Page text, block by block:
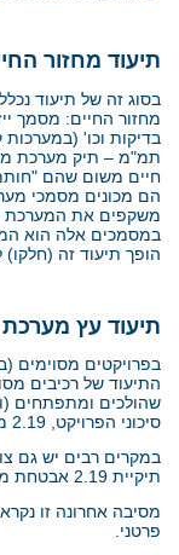
תיעוד מחזור
בסוג זה של תיעוד
מחזור החיים: מסמך
בדיקות וכו'
תמ"מ – תיק מערכת
חיים משום שהם
הם מכונים מסמכי
משקפים את המערכת
במסמכים אלה הוא
הופך תיעוד זה (חלקו)
תיעוד עץ מערכת
בפרויקטים מסוימים
התיעוד של רכיבים
סיכוני הפרויקט, 2.19 מסמכי אבטחת מידע וכד'.
במקרים רבים יש גם
תיקיית 2.19 אבטחת מידע, תיקיית 2.4 ממשק המשתמש וכו'.
מסיבה אחרונה זו
פרטני.